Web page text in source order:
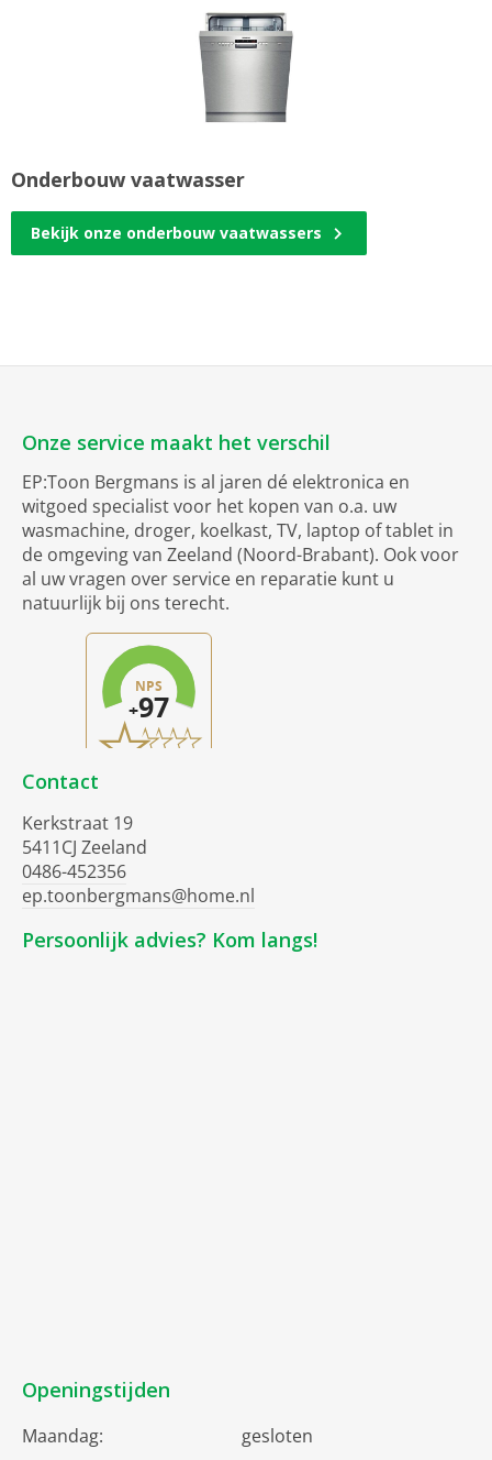
Onderbouw vaatwasser
Bekijk onze onderbouw vaatwassers
Onze service maakt het verschil
EP:Toon Bergmans is al jaren dé elektronica en
witgoed specialist voor het kopen van o.a. uw
wasmachine, droger, koelkast, TV, laptop of tablet in
de omgeving van Zeeland (Noord-Brabant). Ook voor
al uw vragen over service en reparatie kunt u
natuurlijk bij ons terecht.
Contact
Kerkstraat 19
5411CJ Zeeland
0486-452356
ep.toonbergmans@home.nl
Persoonlijk advies? Kom langs!
Openingstijden
Maandag:
gesloten